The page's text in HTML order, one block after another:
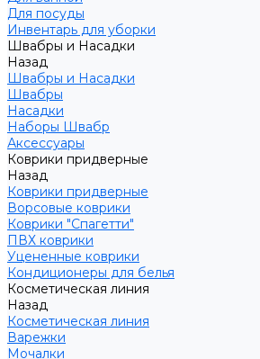
Для посуды
Инвентарь для уборки
Швабры и Насадки
Назад
Швабры и Насадки
Швабры
Насадки
Наборы Швабр
Аксессуары
Коврики придверные
Назад
Коврики придверные
Ворсовые коврики
Коврики "Спагетти"
ПВХ коврики
Уцененные коврики
Кондиционеры для белья
Косметическая линия
Назад
Косметическая линия
Варежки
Мочалки